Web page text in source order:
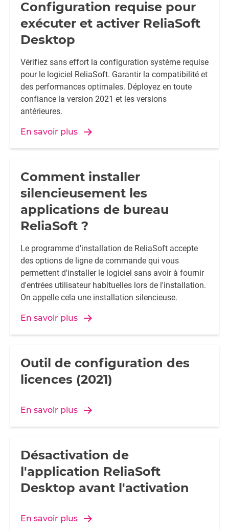
Configuration requise pour
exécuter et activer ReliaSoft
Desktop
Vérifiez sans effort la configuration système requise
pour le logiciel ReliaSoft. Garantir la compatibilité et
des performances optimales. Déployez en toute
confiance la version 2021 et les versions
antérieures.
En savoir plus
Comment installer
silencieusement les
applications de bureau
ReliaSoft ?
Le programme d'installation de ReliaSoft accepte
des options de ligne de commande qui vous
permettent d'installer le logiciel sans avoir à fournir
d'entrées utilisateur habituelles lors de l'installation.
On appelle cela une installation silencieuse.
En savoir plus
Outil de configuration des
licences (2021)
En savoir plus
Désactivation de
l'application ReliaSoft
Desktop avant l'activation
En savoir plus